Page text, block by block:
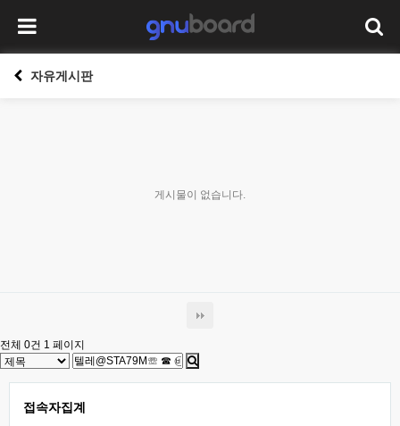
자유게시판
게시물이 없습니다.
전체 0건 1 페이지
접속자집계